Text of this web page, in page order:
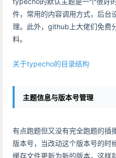
件，常用的内容调用方式，后台
理。此外，github上大佬们免费
料。
关于typecho的目录结构
主题信息与版本号管理
有点跑题但又没有完全跑题的插
版本号，当改动这个版本号的时
缓存文件更新为新的版本，这样